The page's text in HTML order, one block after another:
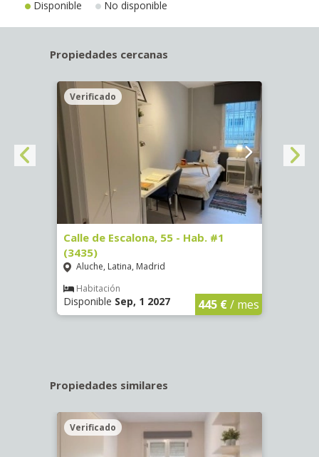
Disponible No disponible
Propiedades cercanas
Verificado
Calle de Escalona, 55 - Hab. #1
(3435)
Aluche, Latina, Madrid
Habitación
Disponible Sep, 1 2027 445 €/ mes
Propiedades similares
Verificado